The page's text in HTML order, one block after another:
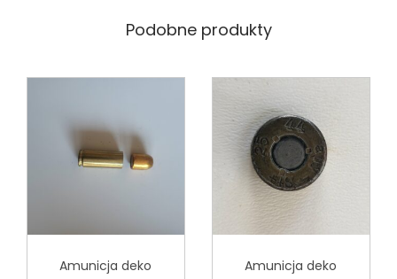
Podobne produkty
Amunicja deko
Amunicja deko